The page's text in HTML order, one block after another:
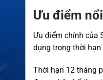
Ưu điểm
Ưu điểm chính của
dụng trong thời
Thời hạn 12 tháng